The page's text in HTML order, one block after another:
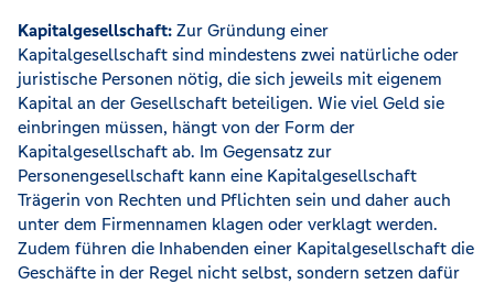
Kapitalgesellschaft: Zur Gründung einer
Kapitalgesellschaft sind mindestens zwei natürliche oder
juristische Personen nötig, die sich jeweils mit eigenem
Kapital an der Gesellschaft beteiligen. Wie viel Geld sie
einbringen müssen, hängt von der Form der
Kapitalgesellschaft ab. Im Gegensatz zur
Personengesellschaft kann eine Kapitalgesellschaft
Trägerin von Rechten und Pflichten sein und daher auch
unter dem Firmennamen klagen oder verklagt werden.
Zudem führen die Inhabenden einer Kapitalgesellschaft die
Geschäfte in der Regel nicht selbst, sondern setzen dafür